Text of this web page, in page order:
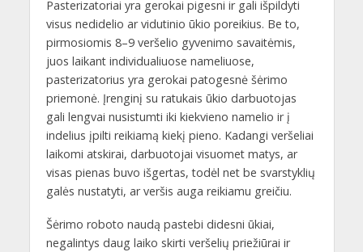
Pasterizatoriai yra gerokai pigesni ir gali išpildyti
visus nedidelio ar vidutinio ūkio poreikius. Be to,
pirmosiomis 8–9 veršelio gyvenimo savaitėmis,
juos laikant individualiuose nameliuose,
pasterizatorius yra gerokai patogesnė šėrimo
priemonė. Įrenginį su ratukais ūkio darbuotojas
gali lengvai nusistumti iki kiekvieno namelio ir į
indelius įpilti reikiamą kiekį pieno. Kadangi veršeliai
laikomi atskirai, darbuotojai visuomet matys, ar
visas pienas buvo išgertas, todėl net be svarstyklių
galės nustatyti, ar veršis auga reikiamu greičiu.
Šėrimo roboto naudą pastebi didesni ūkiai,
negalintys daug laiko skirti veršelių priežiūrai ir